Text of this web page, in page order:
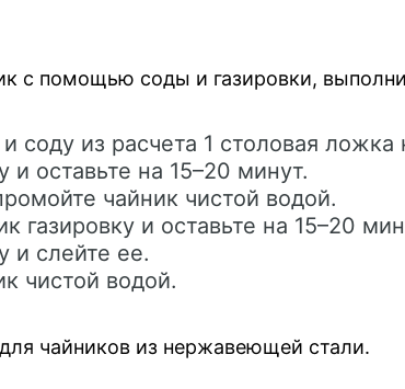
с помощью соды и газировки,
соду из расчета 1 столовая ложка
и оставьте на 15–20 минут.
чайник чистой водой.
газировку и оставьте на 15–20
и слейте ее.
чистой водой.
чайников из нержавеющей стали.